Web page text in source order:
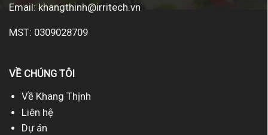
Email: khangthinh@irritech.vn
MST: 0309028709
VỀ CHÚNG TÔI
Về Khang Thịnh
Liên hệ
Dự án